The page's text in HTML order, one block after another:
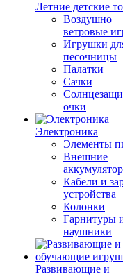
Летние детские
Воздушно
ветровые
Игрушки
песочницы
Палатки
Сачки
очки
Электроника
Элементы
Внешние
Кабели и
устройства
Колонки
Гарнитуры
наушники
Развивающие и